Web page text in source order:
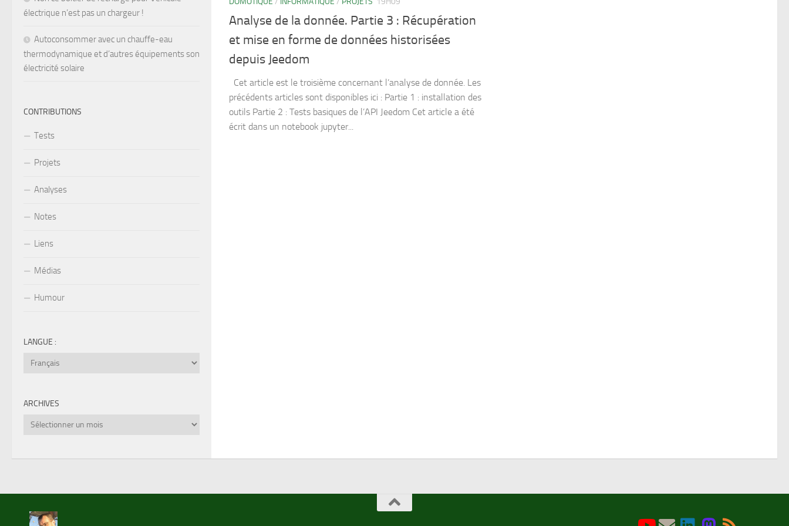
Analyse de la donnée. Partie 3 : Récupération
et mise en forme de données historisées
depuis Jeedom
Cet article est le troisième concernant l’analyse de donnée. Les
précédents articles sont disponibles ici : Partie 1 : installation des
outils Partie 2 : Tests basiques de l’API Jeedom Cet article a été
écrit dans un notebook jupyter...
électrique n’est pas un chargeur !
Autoconsommer avec un chauffe-eau
thermodynamique et d’autres équipements son
électricité solaire
CONTRIBUTIONS
Tests
Projets
Analyses
Notes
Liens
Médias
Humour
LANGUE :
ARCHIVES
Archives